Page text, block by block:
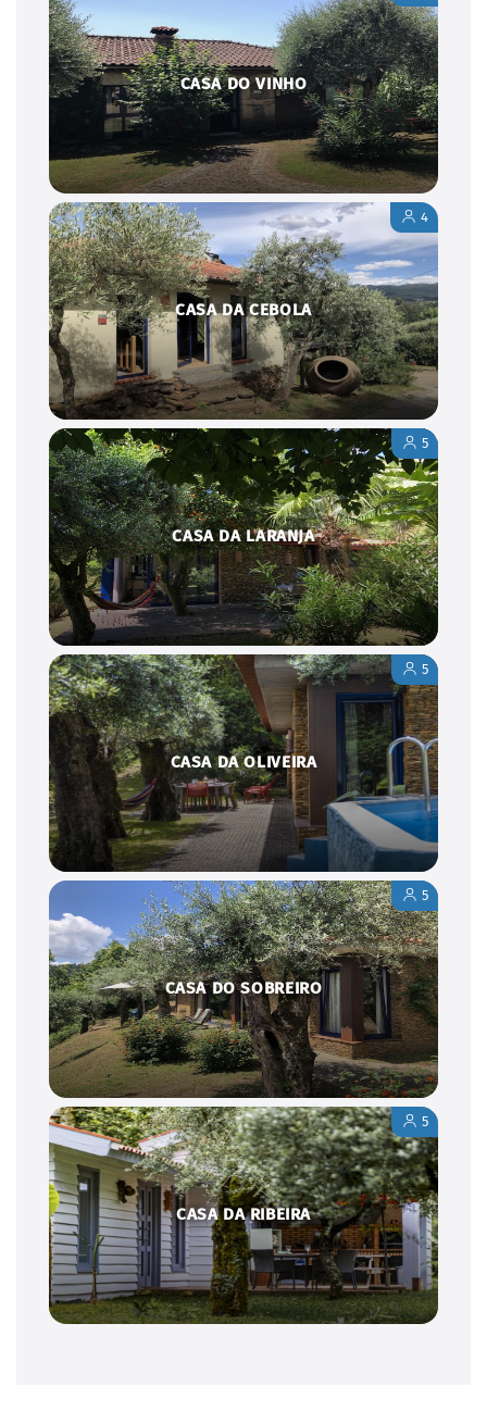
CASA DO VINHO
CASA DA CEBOLA
4
CASA DA LARANJA
5
CASA DA OLIVEIRA
5
CASA DO SOBREIRO
5
CASA DA RIBEIRA
5